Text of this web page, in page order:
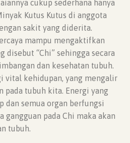
cukup sederhana hanya
Kutus Kutus di anggota
sakit yang diderita.
mampu mengaktifkan
disebut “Chi” sehingga secara
dan kesehatan tubuh.
vital kehidupan, yang mengalir
pada tubuh kita. Energi yang
dan semua organ berfungsi
gangguan pada Chi maka akan
tubuh.